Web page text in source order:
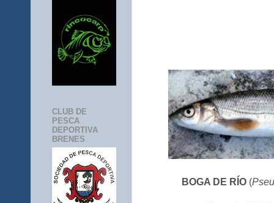
BOGA DE RÍO (
CLUB DE
PESCA
DEPORTIVA
BRENES